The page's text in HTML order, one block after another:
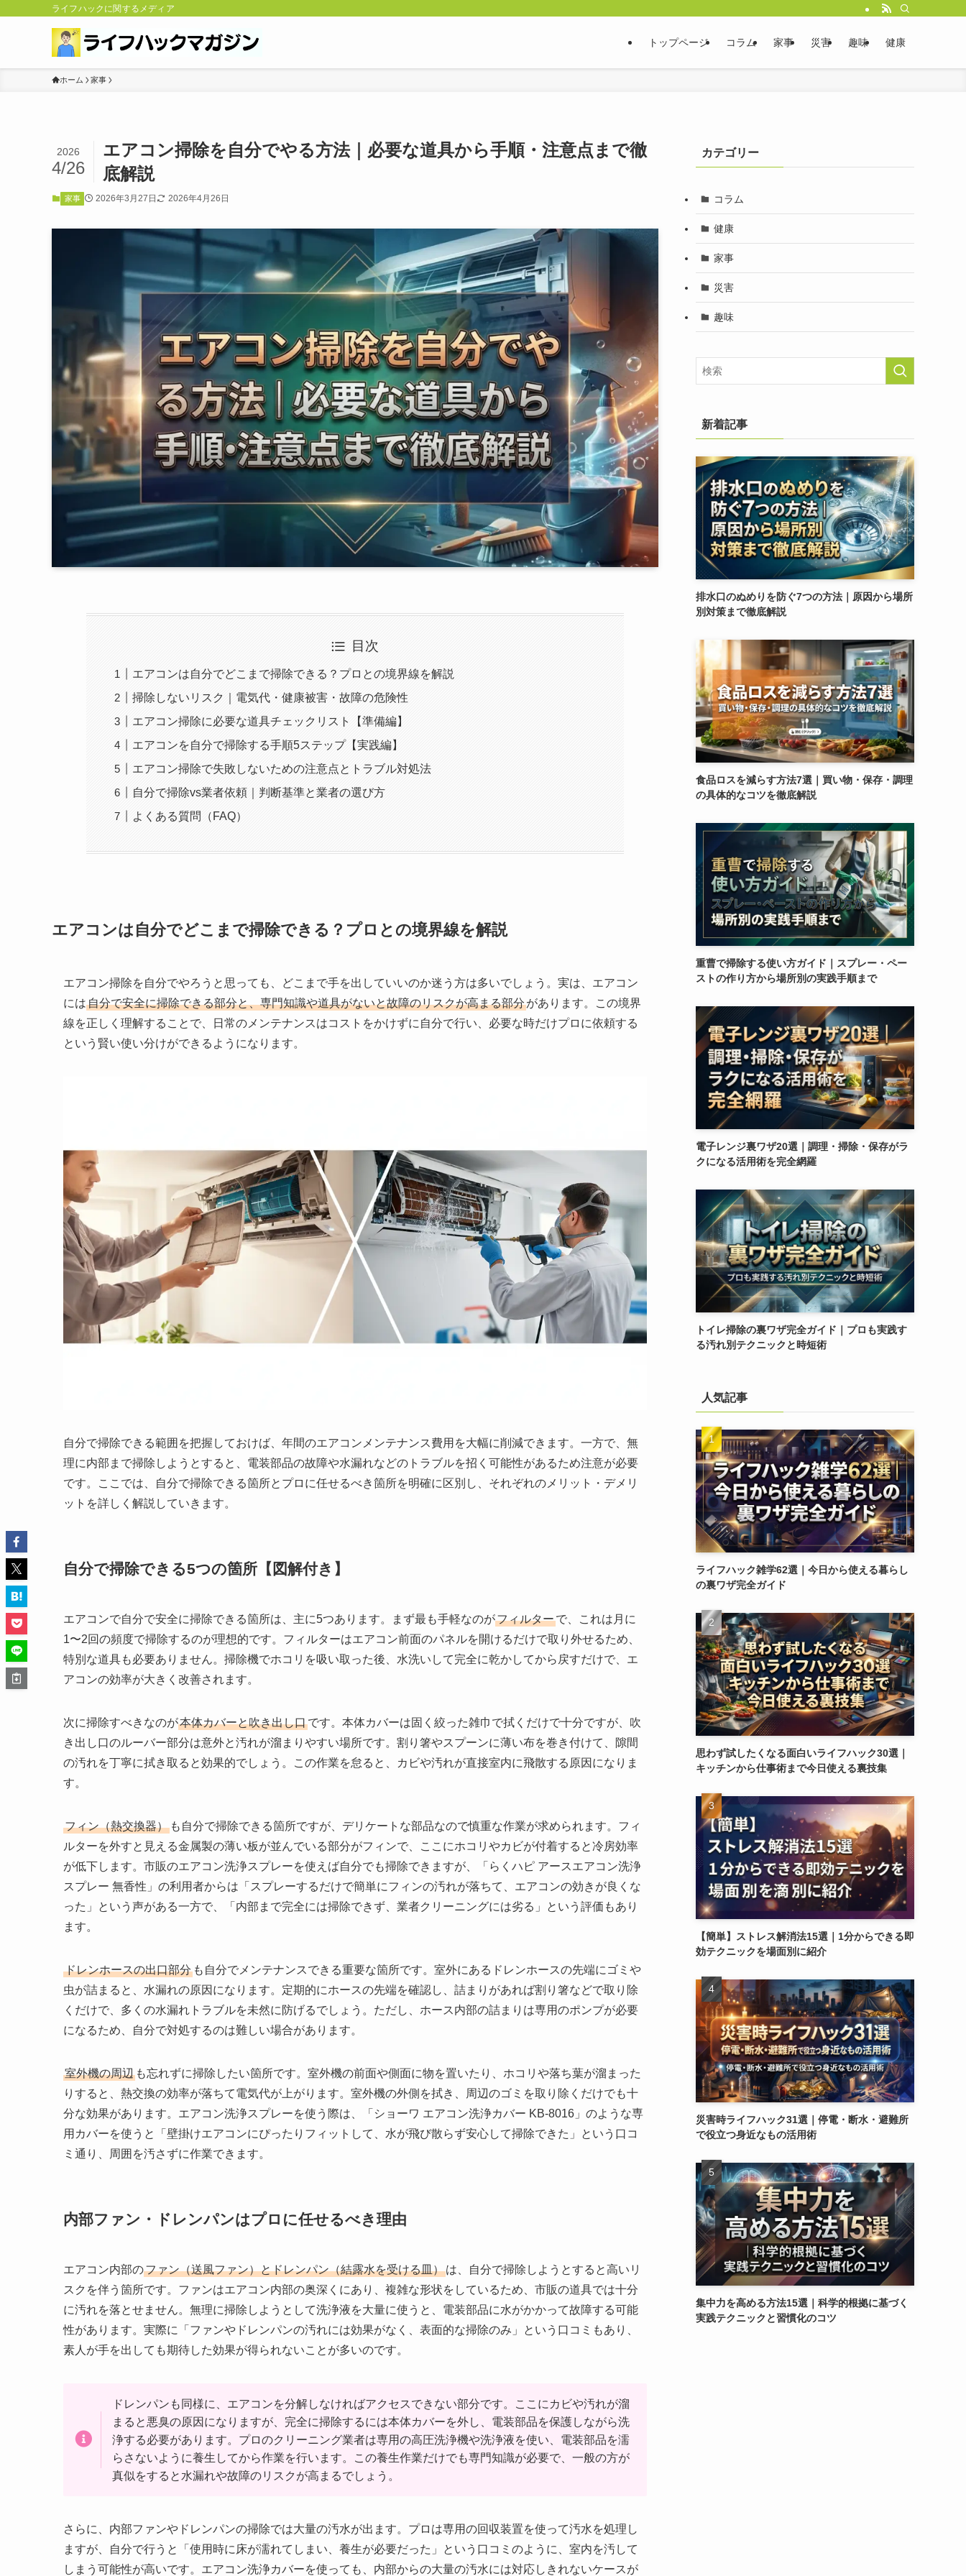
ライフハックに関するメディア
トップページ コラム 家事 災害 趣味 健康
ホーム 家事
エアコン掃除を自分でやる方法｜必要な道具から手順・注意点まで徹
底解説
2026
4/26
家事 2026年3月27日 2026年4月26日
目次
エアコンは自分でどこまで掃除できる？プロとの境界線を解説
掃除しないリスク｜電気代・健康被害・故障の危険性
エアコン掃除に必要な道具チェックリスト【準備編】
エアコンを自分で掃除する手順5ステップ【実践編】
エアコン掃除で失敗しないための注意点とトラブル対処法
自分で掃除vs業者依頼｜判断基準と業者の選び方
よくある質問（FAQ）
エアコンは自分でどこまで掃除できる？プロとの境界線を解説
エアコン掃除を自分でやろうと思っても、どこまで手を出していいのか迷う方は多いでしょう。実は、エアコン
には自分で安全に掃除できる部分と、専門知識や道具がないと故障のリスクが高まる部分があります。この境界
線を正しく理解することで、日常のメンテナンスはコストをかけずに自分で行い、必要な時だけプロに依頼する
という賢い使い分けができるようになります。
自分で掃除できる範囲を把握しておけば、年間のエアコンメンテナンス費用を大幅に削減できます。一方で、無
理に内部まで掃除しようとすると、電装部品の故障や水漏れなどのトラブルを招く可能性があるため注意が必要
です。ここでは、自分で掃除できる箇所とプロに任せるべき箇所を明確に区別し、それぞれのメリット・デメリ
ットを詳しく解説していきます。
自分で掃除できる5つの箇所【図解付き】
エアコンで自分で安全に掃除できる箇所は、主に5つあります。まず最も手軽なのがフィルターで、これは月に
1〜2回の頻度で掃除するのが理想的です。フィルターはエアコン前面のパネルを開けるだけで取り外せるため、
特別な道具も必要ありません。掃除機でホコリを吸い取った後、水洗いして完全に乾かしてから戻すだけで、エ
アコンの効率が大きく改善されます。
次に掃除すべきなのが本体カバーと吹き出し口です。本体カバーは固く絞った雑巾で拭くだけで十分ですが、吹
き出し口のルーバー部分は意外と汚れが溜まりやすい場所です。割り箸やスプーンに薄い布を巻き付けて、隙間
の汚れを丁寧に拭き取ると効果的でしょう。この作業を怠ると、カビや汚れが直接室内に飛散する原因になりま
す。
フィン（熱交換器） も自分で掃除できる箇所ですが、デリケートな部品なので慎重な作業が求められます。フィ
ルターを外すと見える金属製の薄い板が並んでいる部分がフィンで、ここにホコリやカビが付着すると冷房効率
が低下します。市販のエアコン洗浄スプレーを使えば自分でも掃除できますが、「らくハピ アースエアコン洗浄
スプレー 無香性」の利用者からは「スプレーするだけで簡単にフィンの汚れが落ちて、エアコンの効きが良くな
った」という声がある一方で、「内部まで完全には掃除できず、業者クリーニングには劣る」という評価もあり
ます。
ドレンホースの出口部分 も自分でメンテナンスできる重要な箇所です。室外にあるドレンホースの先端にゴミや
虫が詰まると、水漏れの原因になります。定期的にホースの先端を確認し、詰まりがあれば割り箸などで取り除
くだけで、多くの水漏れトラブルを未然に防げるでしょう。ただし、ホース内部の詰まりは専用のポンプが必要
になるため、自分で対処するのは難しい場合があります。
室外機の周辺 も忘れずに掃除したい箇所です。室外機の前面や側面に物を置いたり、ホコリや落ち葉が溜まった
りすると、熱交換の効率が落ちて電気代が上がります。室外機の外側を拭き、周辺のゴミを取り除くだけでも十
分な効果があります。エアコン洗浄スプレーを使う際は、「ショーワ エアコン洗浄カバー KB-8016」のような専
用カバーを使うと「壁掛けエアコンにぴったりフィットして、水が飛び散らず安心して掃除できた」という口コ
ミ通り、周囲を汚さずに作業できます。
内部ファン・ドレンパンはプロに任せるべき理由
エアコン内部のファン（送風ファン）とドレンパン（結露水を受ける皿）は、自分で掃除しようとすると高いリ
スクを伴う箇所です。ファンはエアコン内部の奥深くにあり、複雑な形状をしているため、市販の道具では十分
に汚れを落とせません。無理に掃除しようとして洗浄液を大量に使うと、電装部品に水がかかって故障する可能
性があります。実際に「ファンやドレンパンの汚れには効果がなく、表面的な掃除のみ」という口コミもあり、
素人が手を出しても期待した効果が得られないことが多いのです。
ドレンパンも同様に、エアコンを分解しなければアクセスできない部分です。ここにカビや汚れが溜
まると悪臭の原因になりますが、完全に掃除するには本体カバーを外し、電装部品を保護しながら洗
浄する必要があります。プロのクリーニング業者は専用の高圧洗浄機や洗浄液を使い、電装部品を濡
らさないように養生してから作業を行います。この養生作業だけでも専門知識が必要で、一般の方が
真似をすると水漏れや故障のリスクが高まるでしょう。
さらに、内部ファンやドレンパンの掃除では大量の汚水が出ます。プロは専用の回収装置を使って汚水を処理し
ますが、自分で行うと「使用時に床が濡れてしまい、養生が必要だった」という口コミのように、室内を汚して
しまう可能性が高いです。エアコン洗浄カバーを使っても、内部からの大量の汚水には対応しきれないケースが
カテゴリー
コラム
健康
家事
災害
趣味
新着記事
排水口のぬめりを防ぐ7つの方法｜原因から場所
別対策まで徹底解説
食品ロスを減らす方法7選｜買い物・保存・調理
の具体的なコツを徹底解説
重曹で掃除する使い方ガイド｜スプレー・ペー
ストの作り方から場所別の実践手順まで
電子レンジ裏ワザ20選｜調理・掃除・保存がラ
クになる活用術を完全網羅
トイレ掃除の裏ワザ完全ガイド｜プロも実践す
る汚れ別テクニックと時短術
人気記事
ライフハック雑学62選｜今日から使える暮らし
の裏ワザ完全ガイド
思わず試したくなる面白いライフハック30選｜
キッチンから仕事術まで今日使える裏技集
【簡単】ストレス解消法15選｜1分からできる即
効テクニックを場面別に紹介
災害時ライフハック31選｜停電・断水・避難所
で役立つ身近なもの活用術
集中力を高める方法15選｜科学的根拠に基づく
実践テクニックと習慣化のコツ